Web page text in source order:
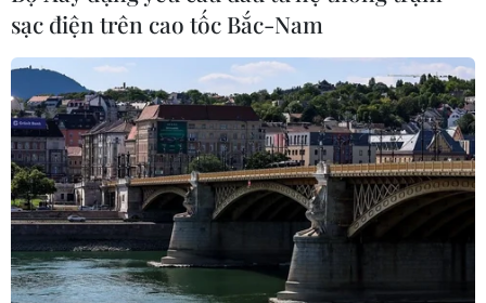
sạc điện trên cao tốc Bắc-Nam